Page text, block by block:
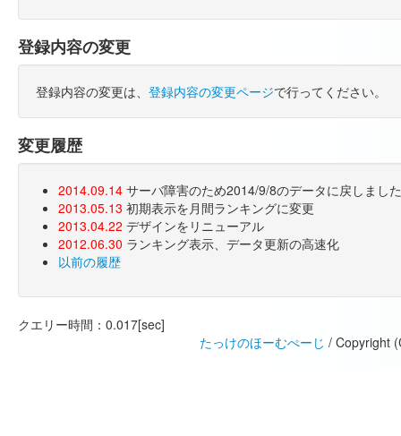
登録内容の変更
登録内容の変更は、 登録内容の変更ページで行ってください。
変更履歴
2014.09.14 サーバ障害のため2014/9/8のデータに戻しまし
2013.05.13 初期表示を月間ランキングに変更
2013.04.22 デザインをリニューアル
2012.06.30 ランキング表示、データ更新の高速化
以前の履歴
クエリー時間：0.017[sec]
たっけのほーむぺーじ / Copyright